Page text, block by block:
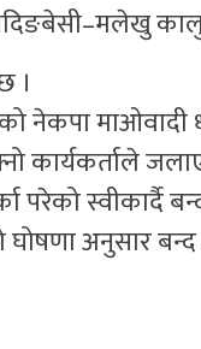
।
माओवादी
कार्यकर्ताले
परेको स्वीकार्दै
घोषणा अनुसार